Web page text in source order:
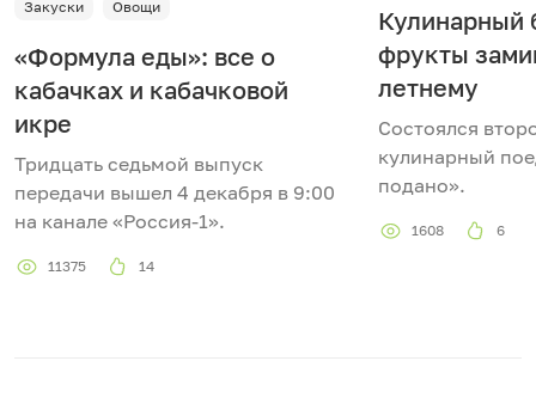
Закуски
Овощи
«Формула еды»: все о
кабачках и кабачковой
икре
Тридцать седьмой выпуск
передачи вышел 4 декабря в 9:00
на канале «Россия-1».
11375 14
Кулинарный
фрукты
летнему
Состоялся
кулинарный
подано».
1608 6